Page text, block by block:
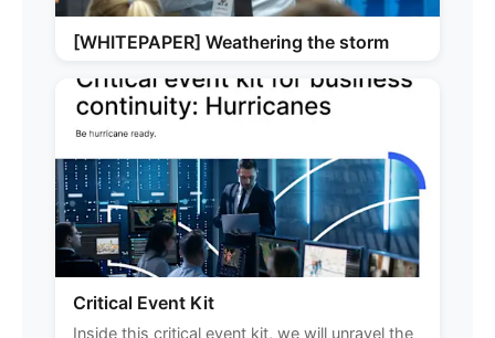
[WHITEPAPER] Weathering the storm
Critical Event Kit
Inside this critical event kit, we will unravel the